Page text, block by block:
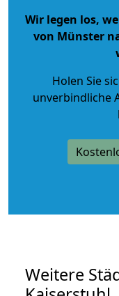
Wir legen los,
von Münster
Holen Sie
unverbindliche
Weitere